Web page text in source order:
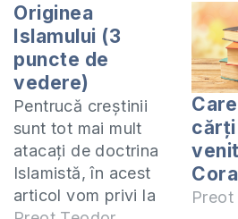
Originea
Islamului (3
puncte de
vedere)
Pentrucă creștinii
sunt tot mai mult
atacați de doctrina
Islamistă, în acest
articol vom privi la